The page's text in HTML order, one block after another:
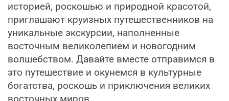
историей, роскошью и природной красотой,
приглашают круизных путешественников на
уникальные экскурсии, наполненные
восточным великолепием и новогодним
волшебством. Давайте вместе отправимся в
это путешествие и окунемся в культурные
богатства, роскошь и приключения великих